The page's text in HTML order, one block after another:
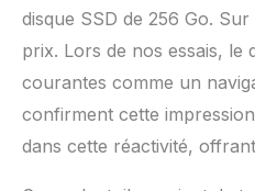
disque SSD de 256 Go.
prix. Lors de nos essais, le
courantes comme un
confirment cette
dans cette réactivité,